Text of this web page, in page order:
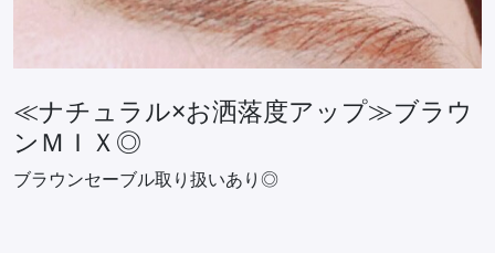
≪ナチュラル×お洒落度アップ≫ブラウ
ンＭＩＸ◎
ブラウンセーブル取り扱いあり◎